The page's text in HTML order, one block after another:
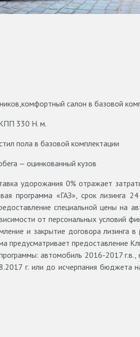
салон в базовой
330 Н. м.
пола в базовой комплектации
— оцинкованный кузов
удорожания 0% отражает
программа «ГАЗ», срок лизинга
специальной цены на
от персональных условий
и закрытие договора лизинга
предусматривает предоставление
автомобиль 2016-2017
г. или до исчерпания бюджета